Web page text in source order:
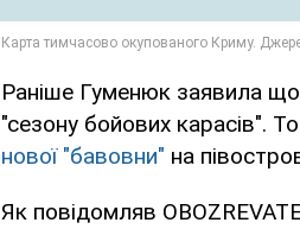
Раніше Гуменюк заявила
"сезону бойових карасів".
нової "бавовни" на
Як повідомляв